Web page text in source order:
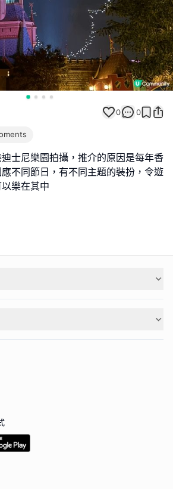
0 0
士尼樂園拍攝，推介的原因是每年香
不同節日，有不同主題的裝扮，令遊